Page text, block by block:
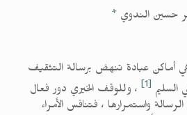
حسين الندوي *
أماكن عبادة تنهض برسالة التثقيف
السليم [1]
، وللوقف الخيري دور فعال
واستمرارها ، فتنافس الأمراء